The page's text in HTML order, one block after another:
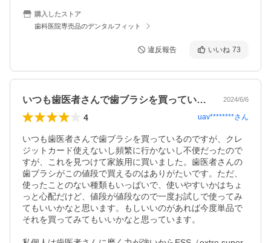
購入したストア
歯科医院専売品のデンタルフィット
違反報告 いいね 73
いつも歯医者さんで歯ブラシを買っている… 2024/6/6
4 uav********さん
いつも歯医者さんで歯ブラシを買っているのですが、クレ
ジットカード使えないし頻繁に行かないし不便だったので
すが、これを見つけて家族用に買いました。歯医者さんの
歯ブラシがこの値段で買えるのはありがたいです。ただ、
使ったことのない種類もいっぱいで、使いやすいかはちょ
っと心配だけど、値段が値段なので一度お試しで使ってみ
てもいいかなと思います。もしいいのがあれば今度単品で
それを買ってみてもいいかなと思っています。